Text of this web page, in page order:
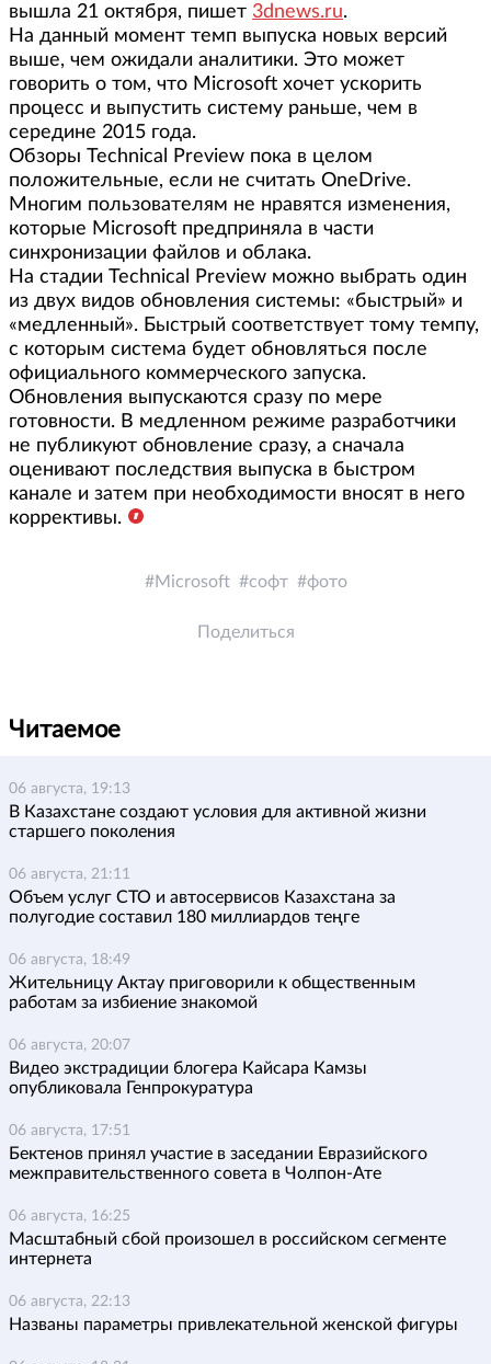
вышла 21 октября, пишет 3dnews.ru.
На данный момент темп выпуска новых версий
выше, чем ожидали аналитики. Это может
говорить о том, что Microsoft хочет ускорить
процесс и выпустить систему раньше, чем в
середине 2015 года.
Обзоры Technical Preview пока в целом
положительные, если не считать OneDrive.
Многим пользователям не нравятся изменения,
которые Microsoft предприняла в части
синхронизации файлов и облака.
На стадии Technical Preview можно выбрать один
из двух видов обновления системы: «быстрый» и
«медленный». Быстрый соответствует тому темпу,
с которым система будет обновляться после
официального коммерческого запуска.
Обновления выпускаются сразу по мере
готовности. В медленном режиме разработчики
не публикуют обновление сразу, а сначала
оценивают последствия выпуска в быстром
канале и затем при необходимости вносят в него
коррективы.
Microsoft софт фото
Поделиться
Читаемое
06 августа, 19:13
В Казахстане создают условия для активной жизни
старшего поколения
06 августа, 21:11
Объем услуг СТО и автосервисов Казахстана за
полугодие составил 180 миллиардов теңге
06 августа, 18:49
Жительницу Актау приговорили к общественным
работам за избиение знакомой
06 августа, 20:07
Видео экстрадиции блогера Кайсара Камзы
опубликовала Генпрокуратура
06 августа, 17:51
Бектенов принял участие в заседании Евразийского
межправительственного совета в Чолпон-Ате
06 августа, 16:25
Масштабный сбой произошел в российском сегменте
интернета
06 августа, 22:13
Названы параметры привлекательной женской фигуры